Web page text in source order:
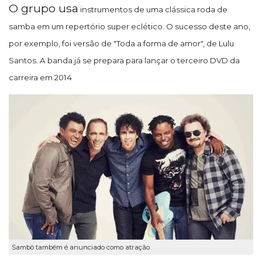
O grupo usa instrumentos de uma clássica roda de
samba em um repertório super eclético. O sucesso deste ano,
por exemplo, foi versão de "Toda a forma de amor", de Lulu
Santos. A banda já se prepara para lançar o terceiro DVD da
carreira em 2014
Sambô também é anunciado como atração.